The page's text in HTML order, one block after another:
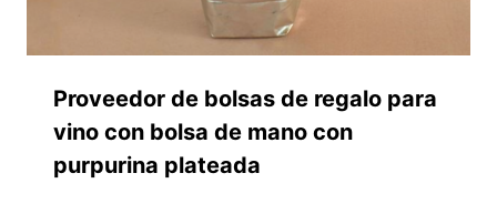
Proveedor de bolsas de regalo para
vino con bolsa de mano con
purpurina plateada